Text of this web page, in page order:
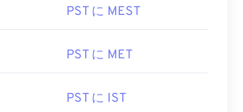
PST に MEST
PST に MET
PST に IST